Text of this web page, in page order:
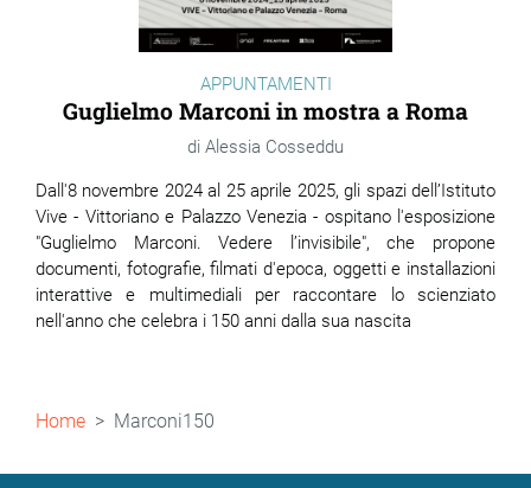
APPUNTAMENTI
Guglielmo Marconi in mostra a Roma
Alessia Cosseddu
Dall'8 novembre 2024 al 25 aprile 2025, gli spazi dell’Istituto
Vive - Vittoriano e Palazzo Venezia - ospitano l'esposizione
"Guglielmo Marconi. Vedere l’invisibile", che propone
documenti, fotografie, filmati d'epoca, oggetti e installazioni
interattive e multimediali per raccontare lo scienziato
nell'anno che celebra i 150 anni dalla sua nascita
Briciole
Home Marconi150